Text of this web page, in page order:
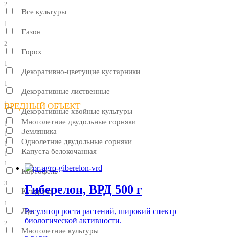
2
Все культуры
1
Газон
2
Горох
1
Декоративно-цветущие кустарники
1
Декоративные лиственные
1
Декоративные хвойные культуры
1
Земляника
1
Капуста белокочанная
1
Картофель
3
Кукуруза
1
Лук
2
Многолетние культуры
ВРЕДНЫЙ ОБЪЕКТ
Многолетние двудольные сорняки
1
Однолетние двудольные сорняки
1
Гиберелон, ВРД 500 г
Регулятор роста растений, широкий спектр
биологической активности.